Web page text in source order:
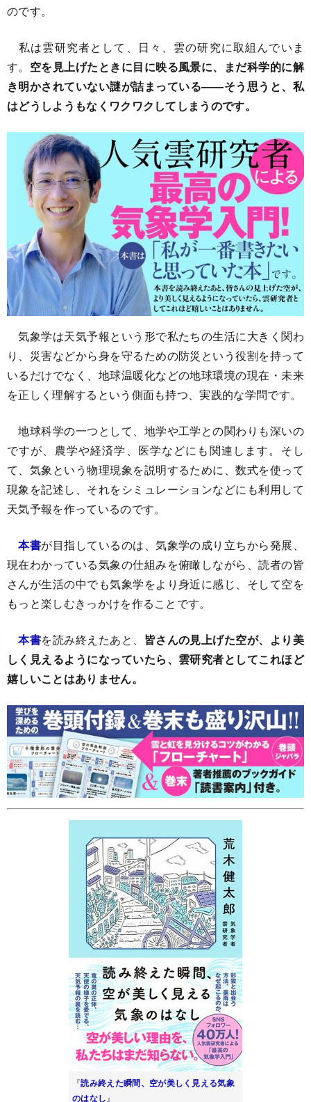
のです。
私は雲研究者として、日々、雲の研究に取組んでいま
す。 空を見上げたときに目に映る風景に、まだ科学的に解
き明かされていない謎が詰まっている――そう思うと、私
はどうしようもなくワクワクしてしまうのです。
気象学は天気予報という形で私たちの生活に大きく関わ
り、災害などから身を守るための防災という役割を持って
いるだけでなく、地球温暖化などの地球環境の現在・未来
を正しく理解するという側面も持つ、実践的な学問です。
地球科学の一つとして、地学や工学との関わりも深いの
ですが、農学や経済学、医学などにも関連します。そし
て、気象という物理現象を説明するために、数式を使って
現象を記述し、それをシミュレーションなどにも利用して
天気予報を作っているのです。
本書が目指しているのは、気象学の成り立ちから発展、
現在わかっている気象の仕組みを俯瞰しながら、読者の皆
さんが生活の中でも気象学をより身近に感じ、そして空を
もっと楽しむきっかけを作ることです。
本書を読み終えたあと、 皆さんの見上げた空が、より美
しく見えるようになっていたら、雲研究者としてこれほど
嬉しいことはありません。
『読み終えた瞬間、空が美しく見える気象
のはなし 』